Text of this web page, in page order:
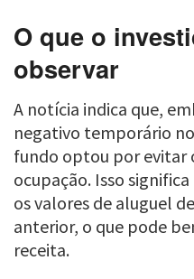
O que o
observar
A notícia indica que,
negativo temporário
fundo optou por evitar
ocupação. Isso
os valores de aluguel
anterior, o que pode
receita.